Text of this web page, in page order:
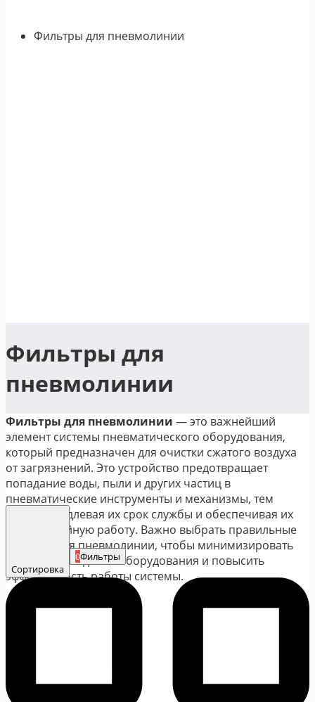
Фильтры для пневмолинии
Фильтры для
пневмолинии
Фильтры для пневмолинии — это важнейший
элемент системы пневматического оборудования,
который предназначен для очистки сжатого воздуха
от загрязнений. Это устройство предотвращает
попадание воды, пыли и других частиц в
пневматические инструменты и механизмы, тем
самым продлевая их срок службы и обеспечивая их
бесперебойную работу. Важно выбрать правильные
фильтры для пневмолинии, чтобы минимизировать
риски повреждения оборудования и повысить
эффективность работы системы.
Сортировка
0Фильтры